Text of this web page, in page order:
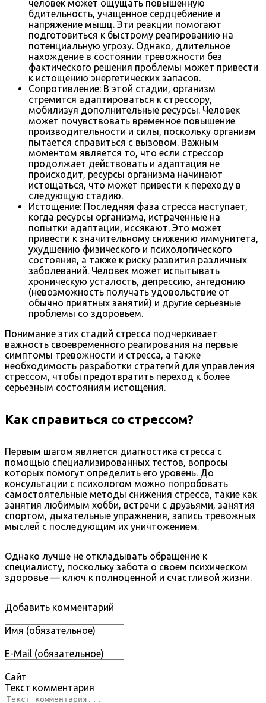
человек может ощущать повышенную
бдительность, учащенное сердцебиение и
напряжение мышц. Эти реакции помогают
подготовиться к быстрому реагированию на
потенциальную угрозу. Однако, длительное
нахождение в состоянии тревожности без
фактического решения проблемы может привести
к истощению энергетических запасов.
Сопротивление: В этой стадии, организм
стремится адаптироваться к стрессору,
мобилизуя дополнительные ресурсы. Человек
может почувствовать временное повышение
производительности и силы, поскольку организм
пытается справиться с вызовом. Важным
моментом является то, что если стрессор
продолжает действовать и адаптация не
происходит, ресурсы организма начинают
истощаться, что может привести к переходу в
следующую стадию.
Истощение: Последняя фаза стресса наступает,
когда ресурсы организма, истраченные на
попытки адаптации, иссякают. Это может
привести к значительному снижению иммунитета,
ухудшению физического и психологического
состояния, а также к риску развития различных
заболеваний. Человек может испытывать
хроническую усталость, депрессию, ангедонию
(невозможность получать удовольствие от
обычно приятных занятий) и другие серьезные
проблемы со здоровьем.
Понимание этих стадий стресса подчеркивает
важность своевременного реагирования на первые
симптомы тревожности и стресса, а также
необходимость разработки стратегий для управления
стрессом, чтобы предотвратить переход к более
серьезным состояниям истощения.
Как справиться со стрессом?
Первым шагом является диагностика стресса с
помощью специализированных тестов, вопросы
которых помогут определить его уровень. До
консультации с психологом можно попробовать
самостоятельные методы снижения стресса, такие как
занятия любимым хобби, встречи с друзьями, занятия
спортом, дыхательные упражнения, запись тревожных
мыслей с последующим их уничтожением.
Однако лучше не откладывать обращение к
специалисту, поскольку забота о своем психическом
здоровье — ключ к полноценной и счастливой жизни.
Добавить комментарий
Имя (обязательное)
E-Mail (обязательное)
Сайт
Текст комментария